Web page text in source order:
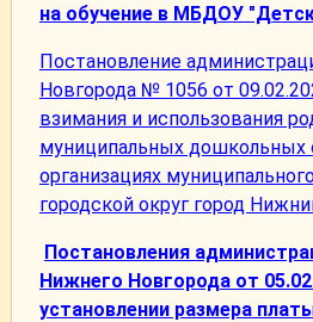
на обучение в МБДОУ
Постановление
Новгорода № 1056 от
взимания и использования
муниципальных дошкольных
организациях
городской округ город
Постановления
Нижнего Новгорода от
установлении размера